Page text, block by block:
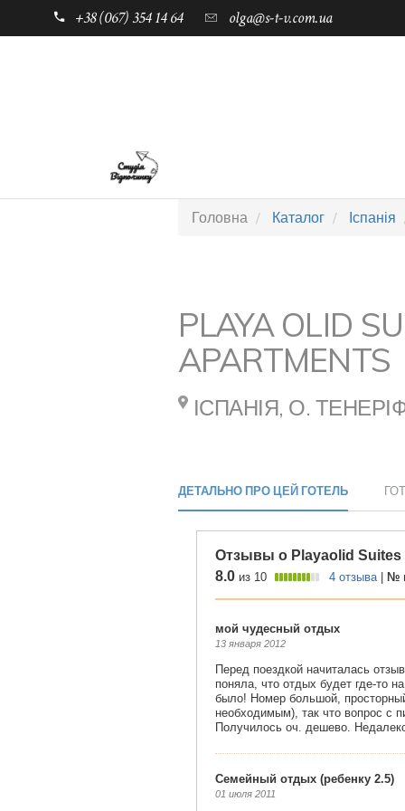
+38 (067) 354 14 64 olga@s-t-v.com.ua
Головна Каталог Іспанія
PLAYA OLID
APARTMENTS
ІСПАНІЯ, О.
ДЕТАЛЬНО ПРО ЦЕЙ ГОТЕЛЬ